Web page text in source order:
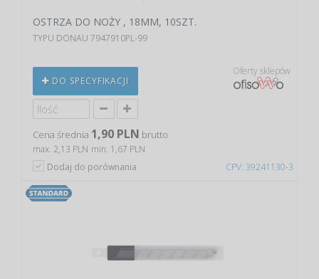
CPV: 39241130-3
OSTRZA DO NOŻY , 18MM, 10SZT.
TYPU DONAU 7947910PL-99
DO SPECYFIKACJI
Oferty sklepów
Cena średnia 1,90 PLN brutto
max. 2,13 PLN min. 1,67 PLN
Dodaj do porównania